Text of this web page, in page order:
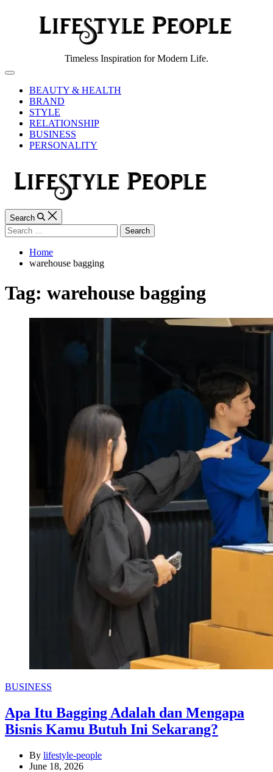
People
Timeless Inspiration for Modern Life.
Off
CanvasBEAUTY & HEALTH
BRAND
STYLE
RELATIONSHIP
BUSINESS
PERSONALITY
Search
Search
for:
Home
warehouse bagging
Tag: warehouse bagging
Categories
BUSINESS
Apa Itu Bagging Adalah dan Mengapa
Bisnis Kamu Butuh Ini Sekarang?
By lifestyle-people
June 18, 2026